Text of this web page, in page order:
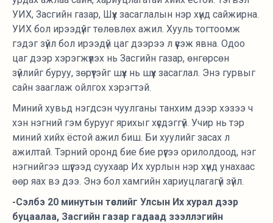
УИХ, Засгийн газар, Шүүх засаглалын нэр хүнд сайжирна.
УИХ бол ирээдүйг төлөвлөх ажил. Хууль тогтоомж
гэдэг зүйл бол ирээдүй цаг дээрээ л үүсэж явна. Одоо
цаг дээр хэрэгжүүлэх нь Засгийн газар, өнгөрсөн
зүйлийг буруу, зөрүүтэйг шүүх нь шүүх засаглал. Энэ гурвыг
сайн зааглаж ойлгох хэрэгтэй.
Миний хувьд нэгдсэн чуулганы танхим дээр хэзээ ч
хэн нэгний гэм бурууг ярихыг хүсдэггүй. Учир нь тэр
миний хийх ёстой ажил биш. Би хуулийг засах л
ажилтай. Тэрний оронд бие бие рүүгээ орилолдоод, нэг
нэгнийгээ шүүгээд суухаар Их хурлын нэр хүнд унахаас
өөр яах вэ дээ. Энэ бол хамгийн хариуцлагагүй зүйл.
-Сэлбэ 20 минутын төслийг Улсын Их хурал дээр
буцаалаа, Засгийн газар гадаад зээллэгийн